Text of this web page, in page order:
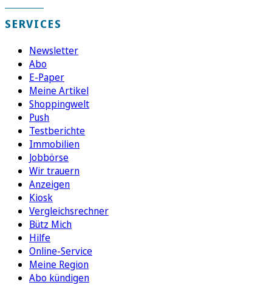
SERVICES
Newsletter
Abo
E-Paper
Meine Artikel
Shoppingwelt
Push
Testberichte
Immobilien
Jobbörse
Wir trauern
Anzeigen
Kiosk
Vergleichsrechner
Bütz Mich
Hilfe
Online-Service
Meine Region
Abo kündigen